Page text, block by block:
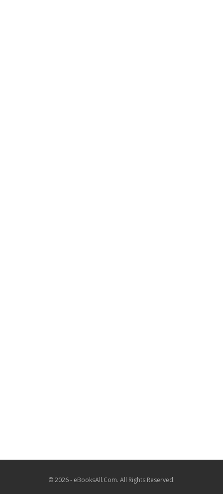
© 2026 - eBooksAll.Com. All Rights Reserved.